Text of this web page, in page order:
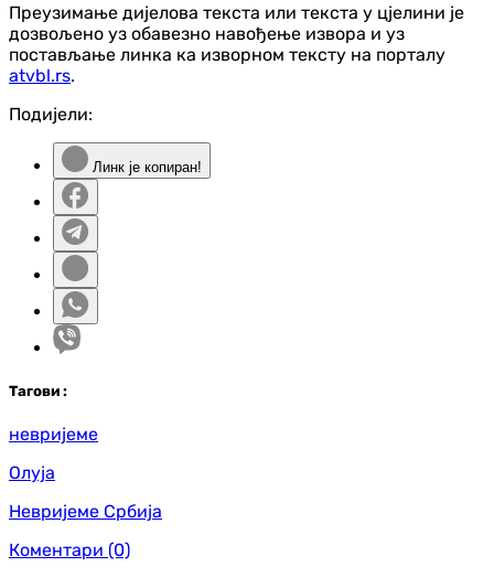
Преузимање дијелова текста или текста у цјелини је
дозвољено уз обавезно навођење извора и уз
постављање линка ка изворном тексту на порталу
atvbl.rs.
Подијели:
Линк је копиран!
Тагови :
невријеме
Олуја
Невријеме Србија
Коментари (0)